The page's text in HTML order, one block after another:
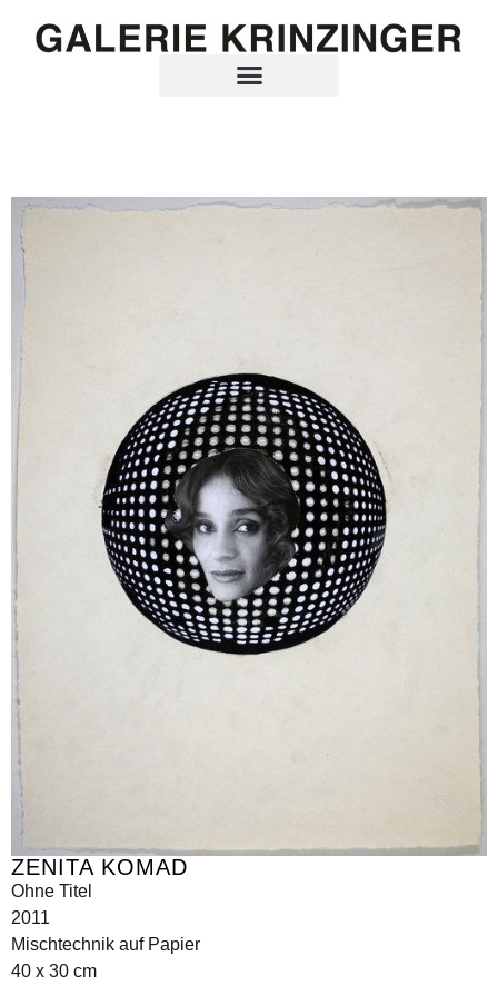
ZENITA KOMAD
Ohne Titel
2011
Mischtechnik auf Papier
40 x 30 cm